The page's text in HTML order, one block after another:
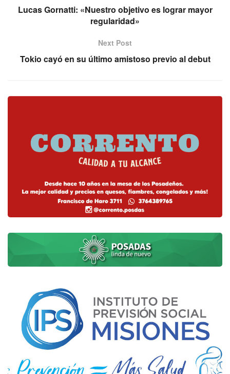
Lucas Gornatti: «Nuestro objetivo es lograr mayor
regularidad»
Next Post
Tokio cayó en su último amistoso previo al debut